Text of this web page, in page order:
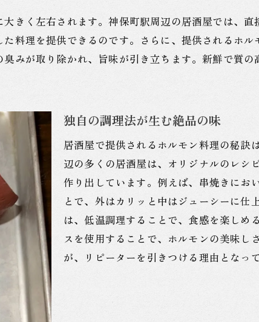
飲み放題付きのお得なコース
神保町駅周辺で見つけるお得なホルモン居酒屋
絶品ホルモン料理を神保町駅で体験する方法
ぷるぷるのホルモン刺身を堪能する
秘伝のタレで味わう焼きホルモン
鍋料理でホルモンを楽しむ冬の夜
ホルモン料理初心者へのおすすめメニュー
地元民おすすめのホルモン料理ランキング
神保町駅のホルモン料理店での予約方法
神保町駅で心温まるホルモン居酒屋の選び方
口コミで人気の居酒屋を探す
友人や家族と楽しめるお店の選び方
隠れ家的な居酒屋でゆったり過ごす
きく左右されます。神保町駅周辺の居酒屋では、
料理を提供できるのです。さらに、提供されるホ
みが取り除かれ、旨味が引き立ちます。新鮮で質
独自の調理法が生む絶品の味
居酒屋で提供されるホルモン料理の秘訣
辺の多くの居酒屋は、オリジナルのレシ
作り出しています。例えば、串焼きにお
とで、外はカリッと中はジューシーに仕
は、低温調理することで、食感を楽しめ
スを使用することで、ホルモンの美味し
が、リピーターを引きつける理由となっ